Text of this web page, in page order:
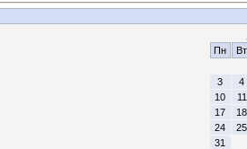
Пн
Вт
3
4
10
11
17
18
24
25
31